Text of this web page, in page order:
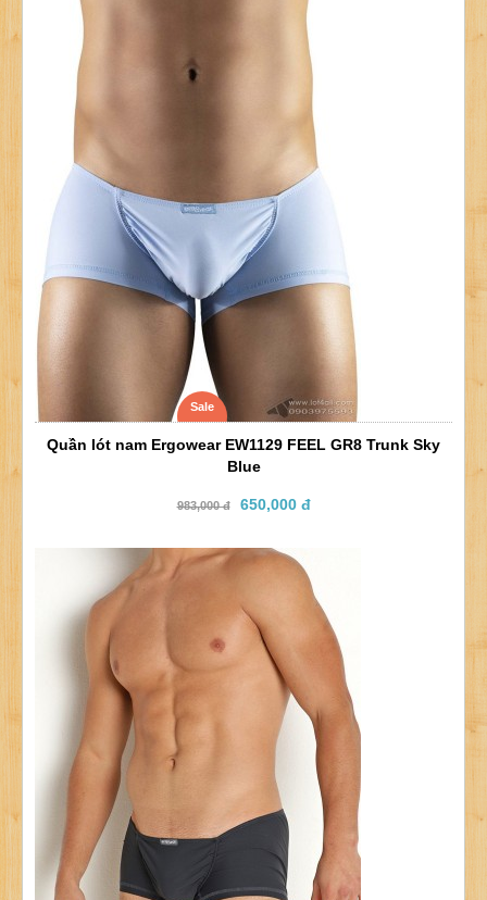
Sale
Quần lót nam Ergowear EW1129 FEEL GR8 Trunk Sky
Blue
983,000 đ 650,000 đ